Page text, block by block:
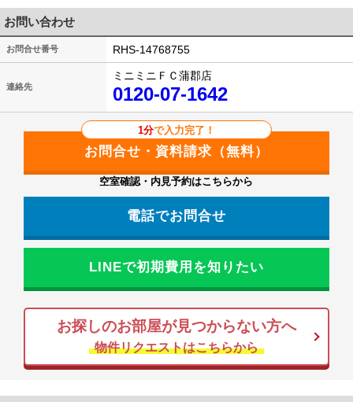
お問い合わせ
お問合せ番号 RHS-14768755
連絡先
ミニミニＦＣ蒲郡店
0120-07-1642
1分で入力完了！
空室確認・内見予約はこちらから
電話でお問合せ
LINEで初期費用を知りたい
お探しのお部屋が見つからない方へ
物件リクエストはこちらから